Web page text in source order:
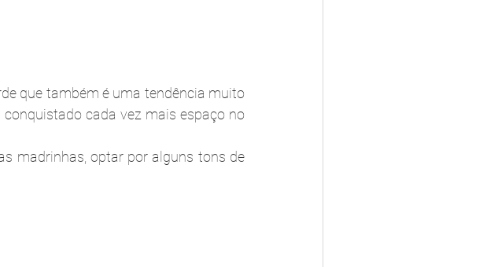
que também é uma tendência muito
cada vez mais espaço no
madrinhas, optar por alguns tons de